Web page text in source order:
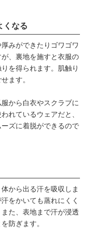
くなる
みができたりゴワゴワ
、裏地を施すと衣服の
を得られます。肌触り
ます。
から白衣やスクラブに
れているウェアだと、
ズに着脱ができるので
から出る汗を吸収しま
をかいても蒸れにくく
た、表地まで汗が浸透
防ぎます。